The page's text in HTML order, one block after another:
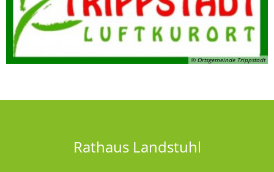
© Ortsgemeinde Trippstadt
Rathaus Landstuhl